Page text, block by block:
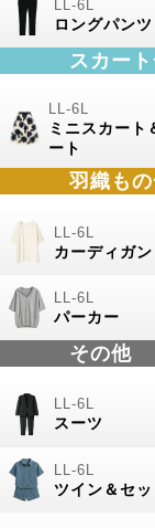
ロングパンツ
スカー
ミニスカート
ート
羽織もの
カーディガン
パーカー
その他
スーツ
ツイン＆セッ